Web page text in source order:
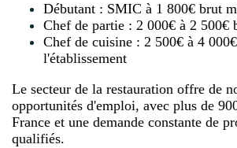
Débutant : SMIC à 1 800€ brut
Chef de partie : 2 000€ à 2 500€
Chef de cuisine : 2 500€ à 4
l'établissement
Le secteur de la restauration offre de
opportunités d'emploi, avec plus de
France et une demande constante de
qualifiés.